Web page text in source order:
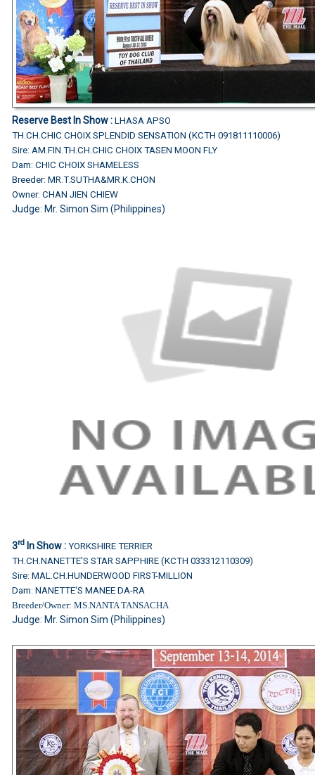
Reserve Best In Show : LHASA APSO
TH.CH.CHIC CHOIX SPLENDID SENSATION (KCTH 091811110006)
Sire: AM.FIN.TH.CH.CHIC CHOIX TASEN MOON FLY
Dam: CHIC CHOIX SHAMELESS
Breeder: MR.T.SUTHA&MR.K.CHON
Owner: CHAN JIEN CHIEW
Judge: Mr. Simon Sim (Philippines)
3rd In Show : YORKSHIRE TERRIER
TH.CH.NANETTE'S STAR SAPPHIRE (KCTH 033312110309)
Sire: MAL.CH.HUNDERWOOD FIRST-MILLION
Dam: NANETTE'S MANEE DA-RA
Breeder/Owner: MS.NANTA TANSACHA
Judge: Mr. Simon Sim (Philippines)